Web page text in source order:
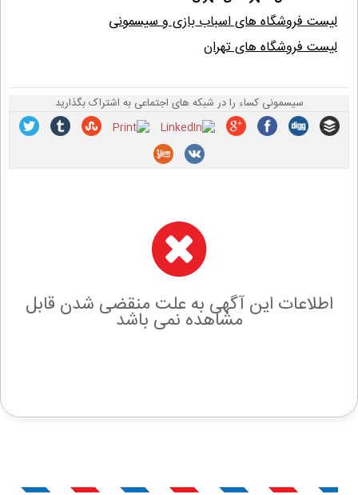
لیست فروشگاه های اسباب بازی و سیسمونی
لیست فروشگاه های تهران
سیسمونی کساء را در شبکه های اجتماعی به اشتراک بگذارید
اطلاعات این آگهی به علت منقضی شدن قابل
مشاهده نمی باشد